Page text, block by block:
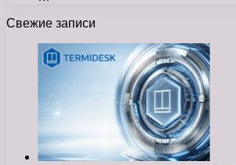
Свежие записи